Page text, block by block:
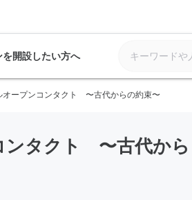
を開設したい方へ
オープンコンタクト 〜古代からの約束〜
ンタクト 〜古代から